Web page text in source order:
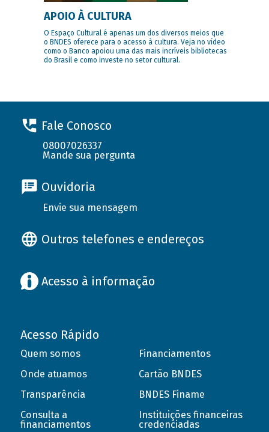
APOIO À CULTURA
O Espaço Cultural é apenas um dos diversos meios que
o BNDES oferece para o acesso à cultura. Veja no vídeo
como o Banco apoiou uma das mais incríveis bibliotecas
do Brasil e como investe no setor cultural.
Fale Conosco
08007026337
Mande sua pergunta
Ouvidoria
Envie sua mensagem
Outros telefones e endereços
Acesso à informação
Acesso Rápido
Quem somos
Onde atuamos
Transparência
Consulta a
financiamentos
Financiamentos
Cartão BNDES
BNDES Finame
Instituições financeiras
credenciadas